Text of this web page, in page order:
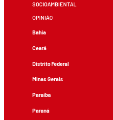
SOCIOAMBIENTAL
OPINIÃO
Bahia
Ceará
Distrito Federal
Minas Gerais
Paraíba
Paraná